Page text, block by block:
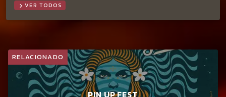
chevron_rightVER TODOS
RELACIONADO
PIN UP FEST